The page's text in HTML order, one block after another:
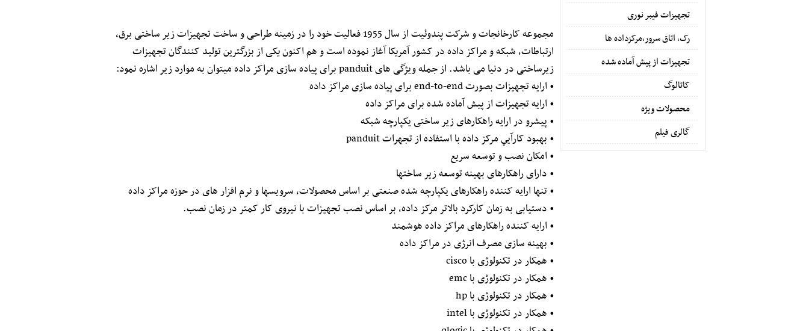
تجهیزات فیبر نوری
رک، اتاق سرور،مرکزداده ها
تجهیزات از پیش آماده شده
کاتالوگ
محصولات ویژه
گالری فیلم
مجموعه کارخانجات و شرکت پندوئیت از سال 1955 فعالیت خود را در زمینه طراحی و ساخت تجهیزات زیر ساختی برق،
ارتباطات، شبکه و مراکز داده در کشور آمریکا آغاز نموده است و هم اکنون یکی از بزرگترین تولید کنندگان تجهیزات
زیرساختی در دنیا می باشد. از جمله ويژگی های panduit برای پياده سازی مراکز داده ميتوان به موارد زير اشاره نمود:
• ارايه تجهيزات بصورت end-to-end برای پياده سازی مراکز داده
• ارايه تجهيزات از پيش آماده شده برای مراکز داده
• پيشرو در ارايه راهکارهای زير ساختی يکپارچه شبکه
• بهبود کارآيي مرکز داده با استفاده از تجهرات panduit
• امکان نصب و توسعه سريع
• دارای راهکارهای بهينه توسعه زير ساختها
• تنها ارايه کننده راهکارهای يکپارچه شده صنعتی بر اساس محصولات، سرويسها و نرم افزار های در حوزه مراکز داده
• دستيابی به زمان کارکرد بالاتر مرکز داده، بر اساس نصب تجهيزات با نيروی کار کمتر در زمان نصب.
• ارايه کننده راهکارهای مراکز داده هوشمند
• بهينه سازی مصرف انرژی در مراکز داده
• همکار در تکنولوژی با cisco
• همکار در تکنولوژی با emc
• همکار در تکنولوژی با hp
• همکار در تکنولوژی با intel